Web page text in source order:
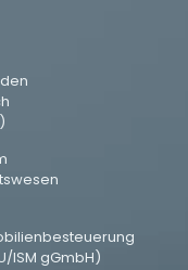
ISM gGmbH)